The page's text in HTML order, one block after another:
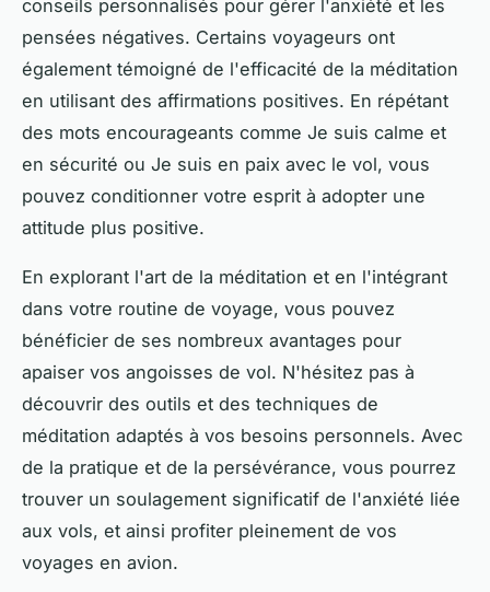
conseils personnalisés pour gérer l'anxiété et les
pensées négatives. Certains voyageurs ont
également témoigné de l'efficacité de la méditation
en utilisant des affirmations positives. En répétant
des mots encourageants comme Je suis calme et
en sécurité ou Je suis en paix avec le vol, vous
pouvez conditionner votre esprit à adopter une
attitude plus positive.
En explorant l'art de la méditation et en l'intégrant
dans votre routine de voyage, vous pouvez
bénéficier de ses nombreux avantages pour
apaiser vos angoisses de vol. N'hésitez pas à
découvrir des outils et des techniques de
méditation adaptés à vos besoins personnels. Avec
de la pratique et de la persévérance, vous pourrez
trouver un soulagement significatif de l'anxiété liée
aux vols, et ainsi profiter pleinement de vos
voyages en avion.